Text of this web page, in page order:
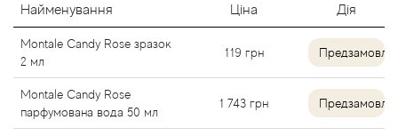
Найменування Ціна Дія
Montale Candy Rose зразок
2 мл
119 грн
Montale Candy Rose
парфумована вода 50 мл
1 743 грн
Ajmal
Al Haramain
Al Jazeera